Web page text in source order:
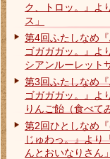
ク、トロッ。』よ
ス」
第4回ふたしなめ『
ゴガガガッ。』よ
シアンルーレット
第3回ふたしなめ
ゴガガガッ。』よ
りんご飴（食べて
第2回ひとしなめ『
じゅわっ。』より
んとおいなりさん」